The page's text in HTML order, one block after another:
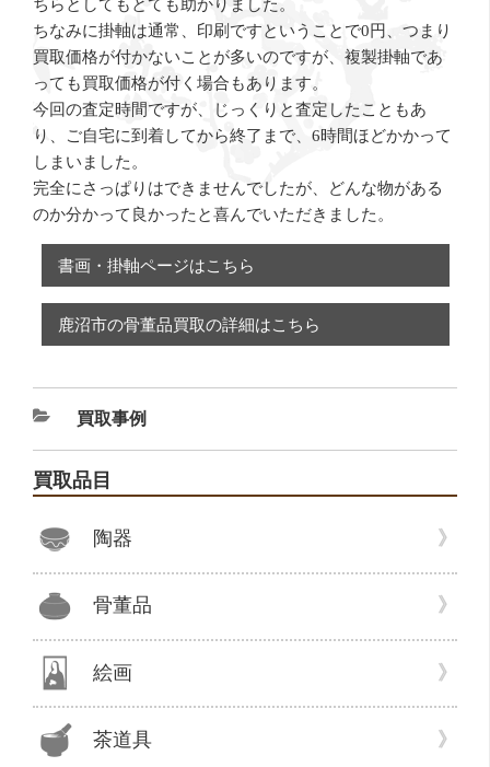
ちらとしてもとても助かりました。
ちなみに掛軸は通常、印刷ですということで0円、つまり
買取価格が付かないことが多いのですが、複製掛軸であ
っても買取価格が付く場合もあります。
今回の査定時間ですが、じっくりと査定したこともあ
り、ご自宅に到着してから終了まで、6時間ほどかかって
しまいました。
完全にさっぱりはできませんでしたが、どんな物がある
のか分かって良かったと喜んでいただきました。
書画・掛軸ページはこちら
鹿沼市の骨董品買取の詳細はこちら
カ
テ
ゴ
買取事例
買取品目
陶器
骨董品
絵画
茶道具